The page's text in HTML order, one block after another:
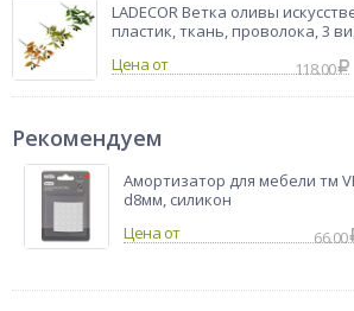
LADECOR Ветка оливы
пластик, ткань, проволока, 3
Цена от
118.00
Рекомендуем
Амортизатор для мебели тм
d8мм, силикон
66.00